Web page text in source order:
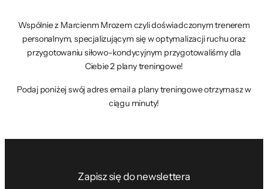
Wspólnie z Marcienm Mrozem czyli doświadczonym trenerem
personalnym, specjalizującym się w optymalizacji ruchu oraz
przygotowaniu siłowo-kondycyjnym przygotowaliśmy dla
Ciebie 2 plany treningowe!
Podaj poniżej swój adres email a plany treningowe otrzymasz w
ciągu minuty!
Zapisz się do newslettera